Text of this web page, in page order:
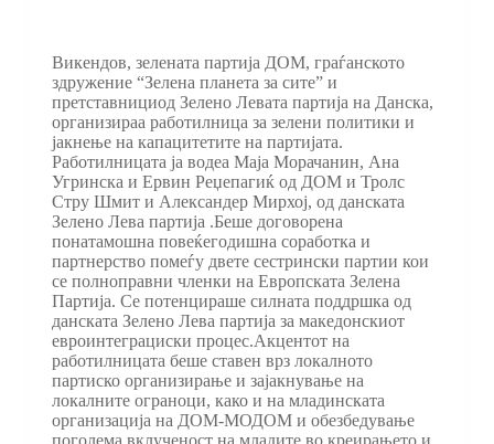
Викендов, зелената партија ДОМ, граѓанското
здружение “Зелена планета за сите” и
претставнициод Зелено Левата партија на Данска,
организираа работилница за зелени политики и
јакнење на капацитетите на партијата.
Работилницата ја водеа Маја Морачанин, Ана
Угринска и Ервин Реџепагиќ од ДОМ и Тролс
Стру Шмит и Александер Мирхој, од данската
Зелено Лева партија .Беше договорена
понатамошна повеќегодишна соработка и
партнерство помеѓу двете сестрински партии кои
се полноправни членки на Европската Зелена
Партија. Се потенцираше силната поддршка од
данската Зелено Лева партија за македонскиот
евроинтеграциски процес.Акцентот на
работилницата беше ставен врз локалното
партиско организирање и зајакнување на
локалните ограноци, како и на младинската
организација на ДОМ-МОДОМ и обезбедување
поголема вклученост на младите во креирањето и